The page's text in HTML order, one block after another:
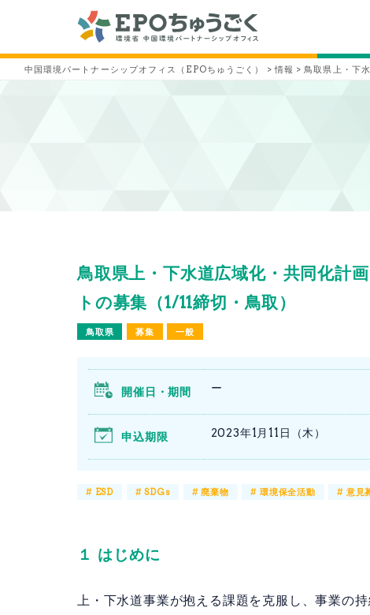
中国環境パートナーシップオフィス（EPOちゅうごく） >情報 >鳥取県上・下
鳥取県上・下水道広域化・共同化計
トの募集（1/11締切・鳥取）
鳥取県 募集 一般
開催日・期間 ー
申込期限 2023年1月11日（木）
# ESD #SDGs #廃棄物 # 環境保全活動 # 意見
１ はじめに
上・下水道事業が抱える課題を克服し、事業の